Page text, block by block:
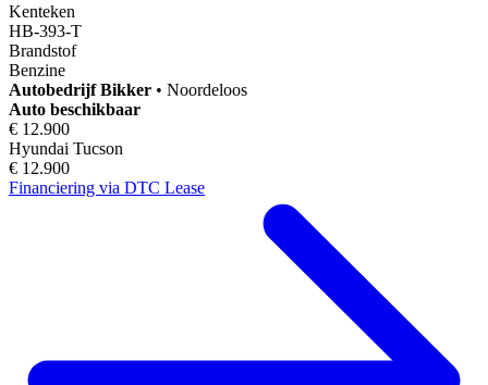
Kenteken
HB-393-T
Brandstof
Benzine
AutobedrijfBikker • Noordeloos
Auto beschikbaar
€ 12.900
Hyundai Tucson
€ 12.900
Financiering via DTC Lease